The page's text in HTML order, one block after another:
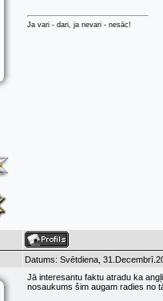
Ja vari - dari, ja nevari - nesāc!
Datums: Svētdiena,
Jā interesantu faktu atradu ka
nosaukums šim augam radies no